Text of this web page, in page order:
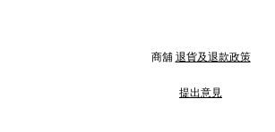
商舖 退貨及退款政策
提出意見